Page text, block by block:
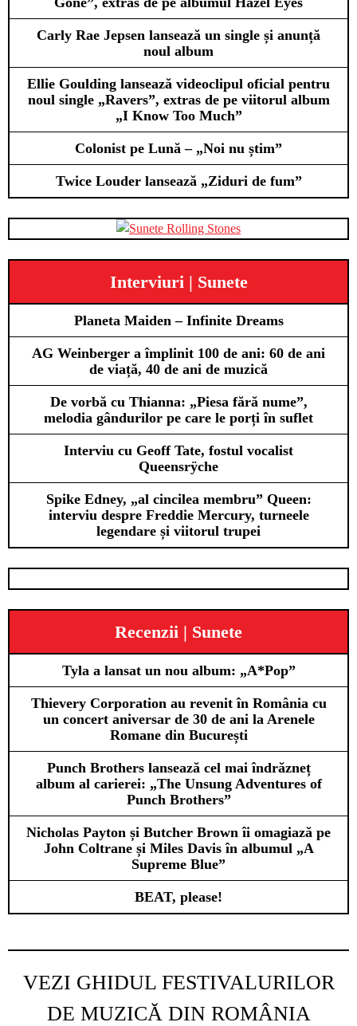
Carly Rae Jepsen lansează un single și anunță
noul album
Ellie Goulding lansează videoclipul oficial pentru
noul single „Ravers”, extras de pe viitorul album
„I Know Too Much”
Colonist pe Lună – „Noi nu știm”
Twice Louder lansează „Ziduri de fum”
Interviuri | Sunete
Planeta Maiden – Infinite Dreams
AG Weinberger a împlinit 100 de ani: 60 de ani
de viață, 40 de ani de muzică
De vorbă cu Thianna: „Piesa fără nume”,
melodia gândurilor pe care le porți în suflet
Interviu cu Geoff Tate, fostul vocalist
Queensrÿche
Spike Edney, „al cincilea membru” Queen:
interviu despre Freddie Mercury, turneele
legendare și viitorul trupei
Recenzii | Sunete
Tyla a lansat un nou album: „A*Pop”
Thievery Corporation au revenit în România cu
un concert aniversar de 30 de ani la Arenele
Romane din București
Punch Brothers lansează cel mai îndrăzneț
album al carierei: „The Unsung Adventures of
Punch Brothers”
Nicholas Payton și Butcher Brown îi omagiază pe
John Coltrane și Miles Davis în albumul „A
Supreme Blue”
BEAT, please!
VEZI GHIDUL FESTIVALURILOR
DE MUZICĂ DIN ROMÂNIA